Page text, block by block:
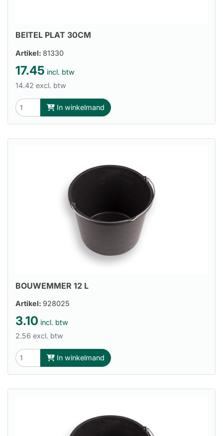
BEITEL PLAT 30CM
Artikel: 81330
17.45 incl. btw
14.42 excl. btw
In winkelmand
BOUWEMMER 12 L
Artikel: 928025
3.10 incl. btw
2.56 excl. btw
In winkelmand